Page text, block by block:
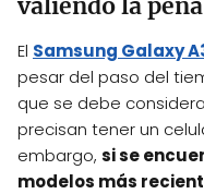
valiendo la
El Samsung Galaxy
pesar del paso del
que se debe
precisan tener un
embargo, si se
modelos más